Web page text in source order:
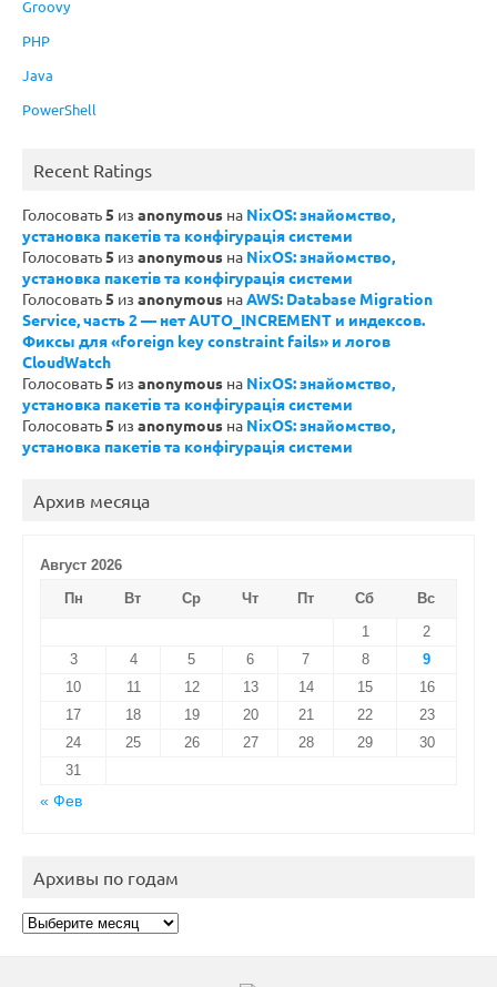
Groovy
PHP
Java
PowerShell
Recent Ratings
Голосовать5 из anonymous на NixOS: знайомство,
установка пакетів та конфігурація системи
Голосовать5 из anonymous на NixOS: знайомство,
установка пакетів та конфігурація системи
Голосовать5 из anonymous наAWS: Database Migration
Service, часть 2 — нет AUTO_INCREMENT и индексов.
Фиксы для «foreign key constraint fails» и логов
CloudWatch
Голосовать5 из anonymous на NixOS: знайомство,
установка пакетів та конфігурація системи
Голосовать5 из anonymous на NixOS: знайомство,
установка пакетів та конфігурація системи
Архив месяца
Август 2026
Пн
Вт Ср Чт Пт Сб
Вс
1
2
3
4 5 6 7 8
9
10
11 12 13 14 15
16
17
18 19 20 21 22
23
24
25 26 27 28 29
30
31
« Фев
Архивы по годам
Архивы